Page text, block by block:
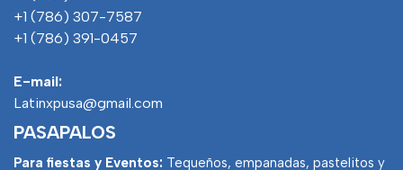
+1 (786) 307-7587
+1 (786) 391-0457
E-mail:
Latinxpusa@gmail.com
PASAPALOS
Para fiestas y Eventos: Tequeños, empanadas, pastelitos y